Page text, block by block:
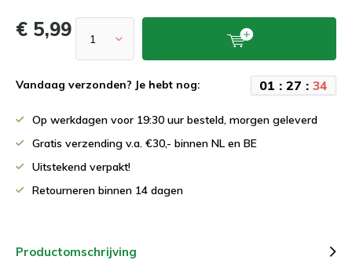
€ 5,99
Vandaag verzonden? Je hebt nog: 01 : 27 : 34
Op werkdagen voor 19:30 uur besteld, morgen geleverd
Gratis verzending v.a. €30,- binnen NL en BE
Uitstekend verpakt!
Retourneren binnen 14 dagen
Productomschrijving